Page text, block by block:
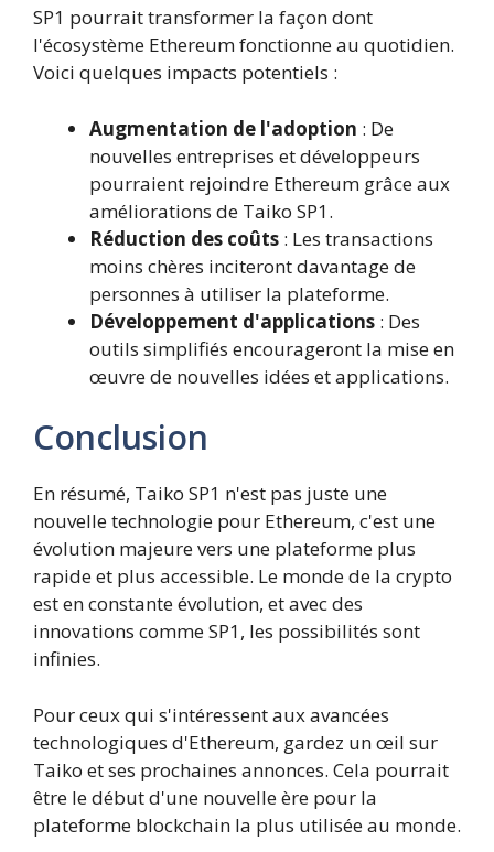
SP1 pourrait transformer la façon dont
l'écosystème Ethereum fonctionne au quotidien.
Voici quelques impacts potentiels :
Augmentation de l'adoption : De
nouvelles entreprises et développeurs
pourraient rejoindre Ethereum grâce aux
améliorations de Taiko SP1.
Réduction des coûts : Les transactions
moins chères inciteront davantage de
personnes à utiliser la plateforme.
Développement d'applications : Des
outils simplifiés encourageront la mise en
œuvre de nouvelles idées et applications.
Conclusion
En résumé, Taiko SP1 n'est pas juste une
nouvelle technologie pour Ethereum, c'est une
évolution majeure vers une plateforme plus
rapide et plus accessible. Le monde de la crypto
est en constante évolution, et avec des
innovations comme SP1, les possibilités sont
infinies.
Pour ceux qui s'intéressent aux avancées
technologiques d'Ethereum, gardez un œil sur
Taiko et ses prochaines annonces. Cela pourrait
être le début d'une nouvelle ère pour la
plateforme blockchain la plus utilisée au monde.